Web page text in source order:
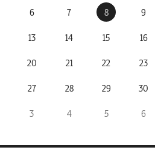
6 7 8 9
13 14 15 16
20 21 22 23
27 28 29 30
3 4 5 6